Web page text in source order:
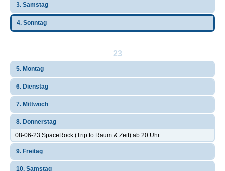
3. Samstag
4. Sonntag
23
5. Montag
6. Dienstag
7. Mittwoch
8. Donnerstag
08-06-23 SpaceRock (Trip to Raum & Zeit) ab 20 Uhr
9. Freitag
10. Samstag